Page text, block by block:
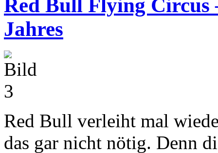
Red Bull Flying Circus
Jahres
Red Bull verleiht mal
das gar nicht nötig. Denn